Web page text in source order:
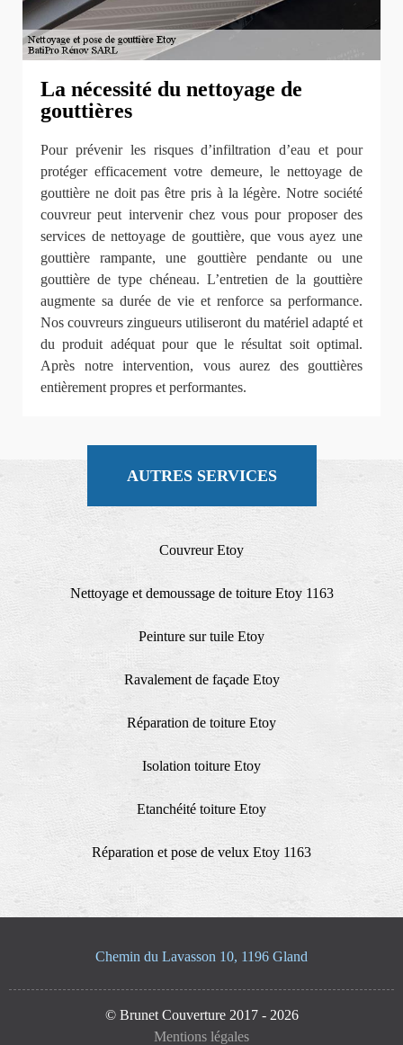
La nécessité du nettoyage de
gouttières
Pour prévenir les risques d’infiltration d’eau et pour
protéger efficacement votre demeure, le nettoyage de
gouttière ne doit pas être pris à la légère. Notre société
couvreur peut intervenir chez vous pour proposer des
services de nettoyage de gouttière, que vous ayez une
gouttière rampante, une gouttière pendante ou une
gouttière de type chéneau. L’entretien de la gouttière
augmente sa durée de vie et renforce sa performance.
Nos couvreurs zingueurs utiliseront du matériel adapté et
du produit adéquat pour que le résultat soit optimal.
Après notre intervention, vous aurez des gouttières
entièrement propres et performantes.
AUTRES SERVICES
Couvreur Etoy
Nettoyage et demoussage de toiture Etoy 1163
Peinture sur tuile Etoy
Ravalement de façade Etoy
Réparation de toiture Etoy
Isolation toiture Etoy
Etanchéité toiture Etoy
Réparation et pose de velux Etoy 1163
Chemin du Lavasson 10, 1196 Gland
© Brunet Couverture 2017 - 2026
Mentions légales